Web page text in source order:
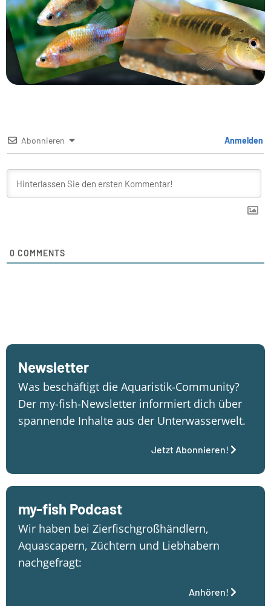
Abonnieren Anmelden
0 COMMENTS
Newsletter
Was beschäftigt die Aquaristik-Community?
Der my-fish-Newsletter informiert dich über
spannende Inhalte aus der Unterwasserwelt.
Jetzt Abonnieren!
my-fish Podcast
Wir haben bei Zierfischgroßhändlern,
Aquascapern, Züchtern und Liebhabern
nachgefragt:
Anhören!